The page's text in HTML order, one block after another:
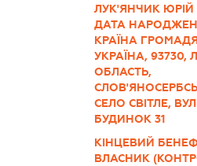
ЛУК'ЯНЧИК ЮРІЙ
ДАТА
КРАЇНА
УКРАЇНА, 93730,
ОБЛАСТЬ,
СЕЛО СВІТЛЕ,
БУДИНОК 31
КІНЦЕВИЙ
ВЛАСНИК